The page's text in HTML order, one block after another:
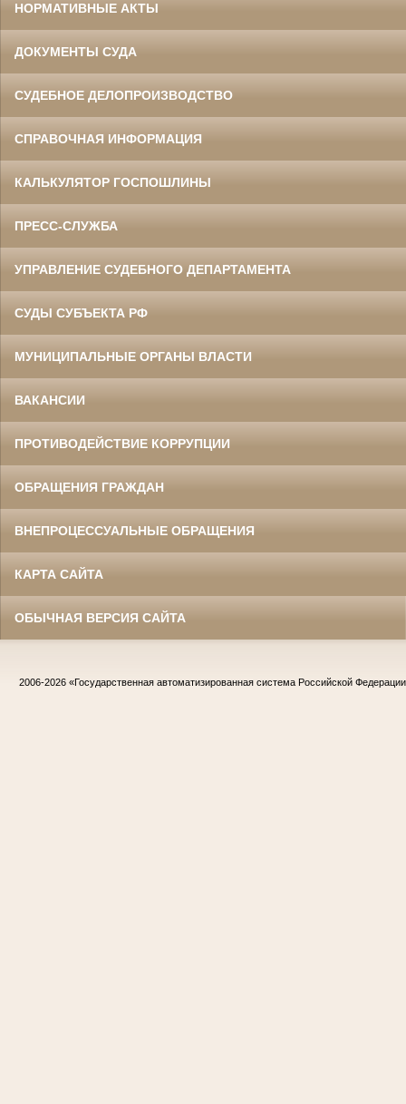
НОРМАТИВНЫЕ АКТЫ
ДОКУМЕНТЫ СУДА
СУДЕБНОЕ ДЕЛОПРОИЗВОДСТВО
СПРАВОЧНАЯ ИНФОРМАЦИЯ
КАЛЬКУЛЯТОР ГОСПОШЛИНЫ
ПРЕСС-СЛУЖБА
УПРАВЛЕНИЕ СУДЕБНОГО ДЕПАРТАМЕНТА
СУДЫ СУБЪЕКТА РФ
МУНИЦИПАЛЬНЫЕ ОРГАНЫ ВЛАСТИ
ВАКАНСИИ
ПРОТИВОДЕЙСТВИЕ КОРРУПЦИИ
ОБРАЩЕНИЯ ГРАЖДАН
ВНЕПРОЦЕССУАЛЬНЫЕ ОБРАЩЕНИЯ
КАРТА САЙТА
ОБЫЧНАЯ ВЕРСИЯ САЙТА
2006-2026 «Государственная автоматизированная система Российской